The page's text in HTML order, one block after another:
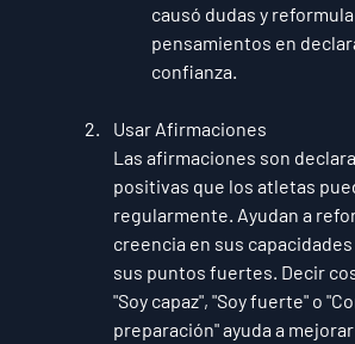
causó dudas y
pensamientos en
confianza.
Usar Afirmaciones
Las afirmaciones son
positivas que los atletas
regularmente. Ayudan a
creencia en sus
sus puntos fuertes. Decir
"Soy capaz", "Soy fuerte" o
preparación" ayuda a